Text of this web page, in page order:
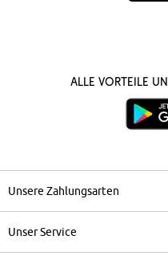
Alle Vorteile
Unsere Zahlungsarten
Unser Service